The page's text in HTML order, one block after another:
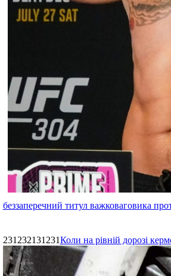
беззаперечний титул важковаговика
231232131231Коли на рівній дорозі